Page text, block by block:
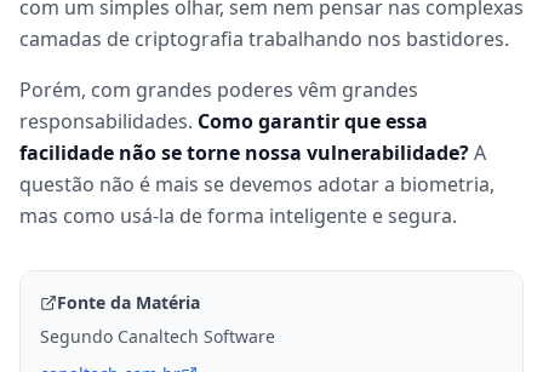
com um simples olhar, sem nem pensar nas complexas
camadas de criptografia trabalhando nos bastidores.
Porém, com grandes poderes vêm grandes
responsabilidades. Como garantir que essa
facilidade não se torne nossa vulnerabilidade?A
questão não é mais se devemos adotar a biometria,
mas como usá-la de forma inteligente e segura.
Fonte da Matéria
Segundo Canaltech Software